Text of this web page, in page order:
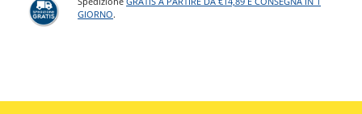
GIORNO.